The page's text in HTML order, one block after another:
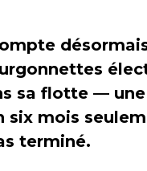
sa flotte —
six mois
terminé.